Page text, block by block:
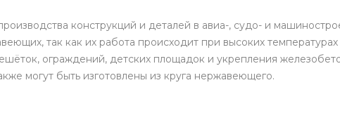
конструкций и деталей в авиа-, судо- и
так как их работа происходит при высоких
ограждений, детских площадок и укрепления
могут быть изготовлены из круга нержавеющего.